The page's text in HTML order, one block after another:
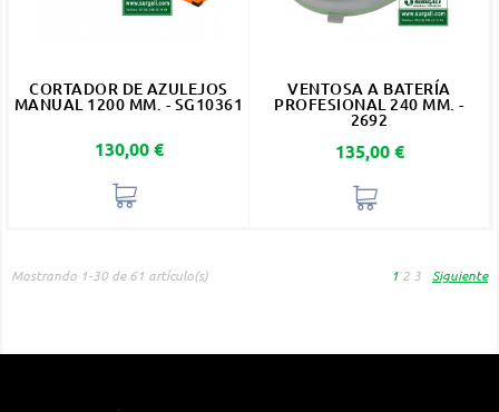
CORTADOR DE AZULEJOS
MANUAL 1200 MM. - SG10361
Precio
130,00 €
VENTOSA A BATERÍA
PROFESIONAL 240 MM. -
2692
Precio
135,00 €
Mostrando 1-30 de 61 artículo(s) 1 2 3 Siguiente